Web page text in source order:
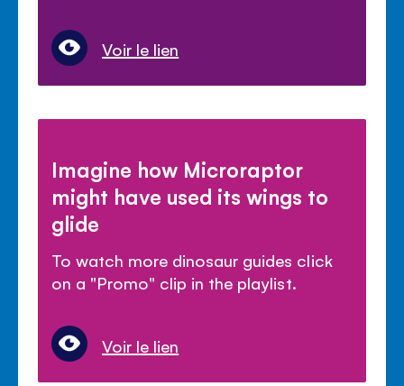
Voir le lien
Imagine how Microraptor
might have used its wings to
glide
To watch more dinosaur guides click
on a "Promo" clip in the playlist.
Voir le lien